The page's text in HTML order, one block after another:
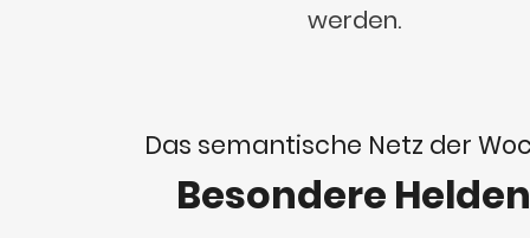
werden.
Das semantische Netz der
Besondere Helden